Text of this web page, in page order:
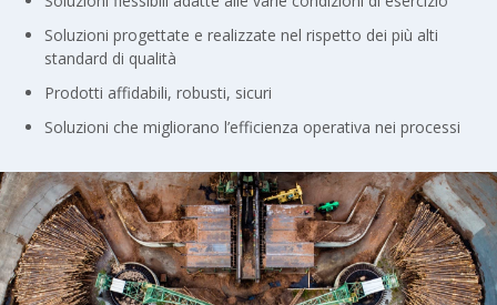
Soluzioni progettate e realizzate nel rispetto dei più alti
standard di qualità
Prodotti affidabili, robusti, sicuri
Soluzioni che migliorano l’efficienza operativa nei processi